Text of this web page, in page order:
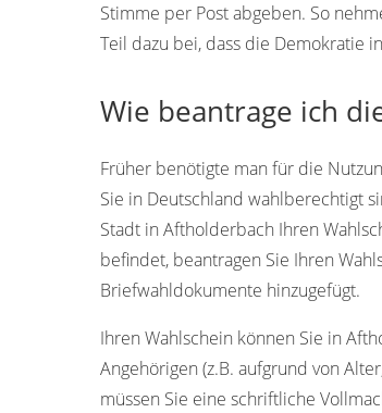
Stimme per Post abgeben. So
Teil dazu bei, dass die Demokratie
Wie beantrage ich
Früher benötigte man für die
Sie in Deutschland wahlberechtigt
Stadt in Aftholderbach Ihren
befindet, beantragen Sie Ihren
Briefwahldokumente hinzugefügt.
Ihren Wahlschein können Sie in
Angehörigen (z.B. aufgrund von
müssen Sie eine schriftliche